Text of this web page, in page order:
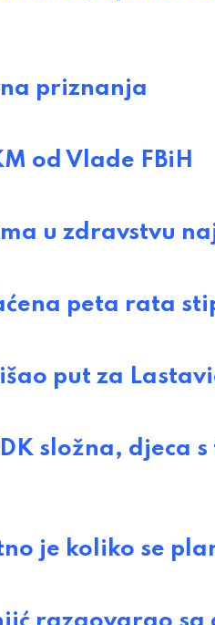
priznanja
od Vlade FBiH
u zdravstvu
peta rata
put za
složna, djeca
je koliko se